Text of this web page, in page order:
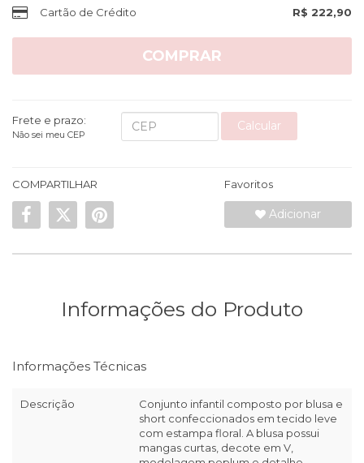
Cartão de Crédito R$ 222,90
COMPRAR
Frete e prazo:
Não sei meu CEP
Calcular
COMPARTILHAR Favoritos
Adicionar
Informações do Produto
Informações Técnicas
Descrição
Conjunto infantil composto por blusa e
short confeccionados em tecido leve
com estampa floral. A blusa possui
mangas curtas, decote em V,